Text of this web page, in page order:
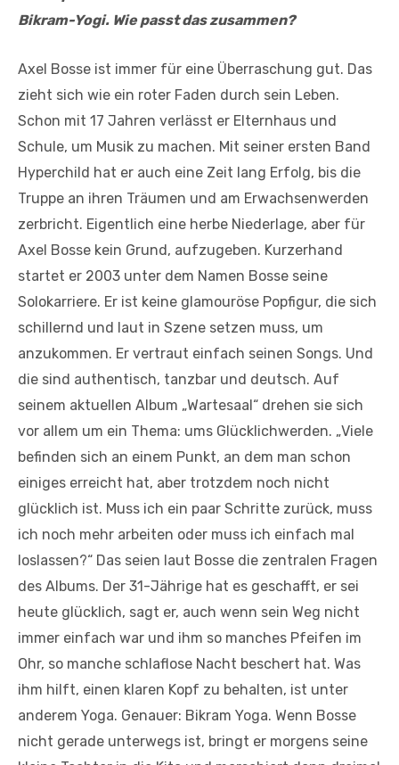
Bikram-Yogi. Wie passt das zusammen?
Axel Bosse ist immer für eine Überraschung gut. Das
zieht sich wie ein roter Faden durch sein Leben.
Schon mit 17 Jahren verlässt er Elternhaus und
Schule, um Musik zu machen. Mit seiner ersten Band
Hyperchild hat er auch eine Zeit lang Erfolg, bis die
Truppe an ihren Träumen und am Erwachsenwerden
zerbricht. Eigentlich eine herbe Niederlage, aber für
Axel Bosse kein Grund, aufzugeben. Kurzerhand
startet er 2003 unter dem Namen Bosse seine
Solokarriere. Er ist keine glamouröse Popfigur, die sich
schillernd und laut in Szene setzen muss, um
anzukommen. Er vertraut einfach seinen Songs. Und
die sind authentisch, tanzbar und deutsch. Auf
seinem aktuellen Album „Wartesaal“ drehen sie sich
vor allem um ein Thema: ums Glücklichwerden. „Viele
befinden sich an einem Punkt, an dem man schon
einiges erreicht hat, aber trotzdem noch nicht
glücklich ist. Muss ich ein paar Schritte zurück, muss
ich noch mehr arbeiten oder muss ich einfach mal
loslassen?“ Das seien laut Bosse die zentralen Fragen
des Albums. Der 31-Jährige hat es geschafft, er sei
heute glücklich, sagt er, auch wenn sein Weg nicht
immer einfach war und ihm so manches Pfeifen im
Ohr, so manche schlaflose Nacht beschert hat. Was
ihm hilft, einen klaren Kopf zu behalten, ist unter
anderem Yoga. Genauer: Bikram Yoga. Wenn Bosse
nicht gerade unterwegs ist, bringt er morgens seine